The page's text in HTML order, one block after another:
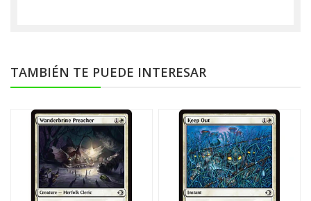
TAMBIÉN TE PUEDE INTERESAR